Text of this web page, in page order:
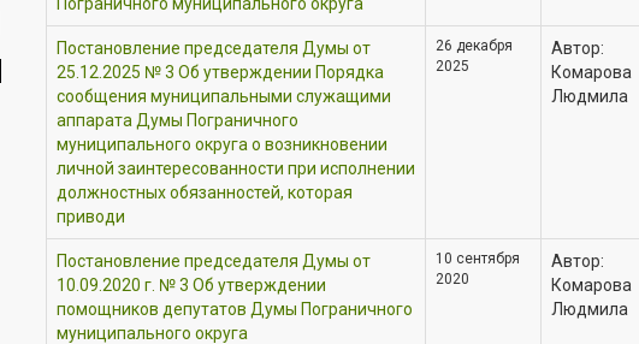
Постановление председателя Думы от
25.12.2025 № 3 Об утверждении Порядка
сообщения муниципальными служащими
аппарата Думы Пограничного
муниципального округа о возникновении
личной заинтересованности при исполнении
должностных обязанностей, которая
приводи
26 декабря
2025
Автор:
Комарова
Людмила
Постановление председателя Думы от
10.09.2020 г. № 3 Об утверждении
помощников депутатов Думы Пограничного
муниципального округа
10 сентября
2020
Автор:
Комарова
Людмила